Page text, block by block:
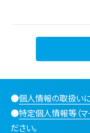
●個人情報の取扱いに
●特定個人情報等（マ
ださい。